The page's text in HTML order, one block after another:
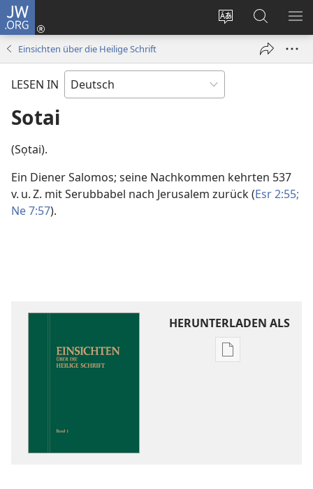
JW.ORG
Websitesprache
ändern
Anmelden
(öffnet
Suche
Einsichten über die Heilige Schrift
LESEN IN
Sotai
(Sọtai).
Ein Diener Salomos; seine Nachkommen kehrten 537
v. u. Z. mit Serubbabel nach Jerusalem zurück (Esr 2:55;
Ne 7:57).
HERUNTERLADEN ALS